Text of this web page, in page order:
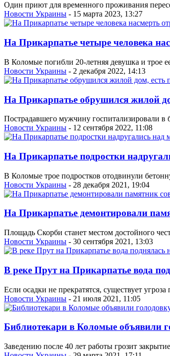
Один приют для временного проживания
Новости Украины - 15 марта 2023, 13:27
На Прикарпатье четыре человека
В Коломые погибли 20-летняя девушка и трое
Новости Украины - 2 декабря 2022, 14:13
На Прикарпатье обрушился жилой
Пострадавшего мужчину госпитализировали в
Новости Украины - 12 сентября 2022, 11:08
На Прикарпатье подростки
В Коломые трое подростков отодвинули
Новости Украины - 28 декабря 2021, 19:04
На Прикарпатье демонтировали
Площадь Скорби станет местом достойного
Новости Украины - 30 сентября 2021, 13:03
В реке Прут на Прикарпатье вода
Если осадки не прекратятся, существует
Новости Украины - 21 июля 2021, 11:05
Библиотекари в Коломые объявили
Заведению после 40 лет работы грозит